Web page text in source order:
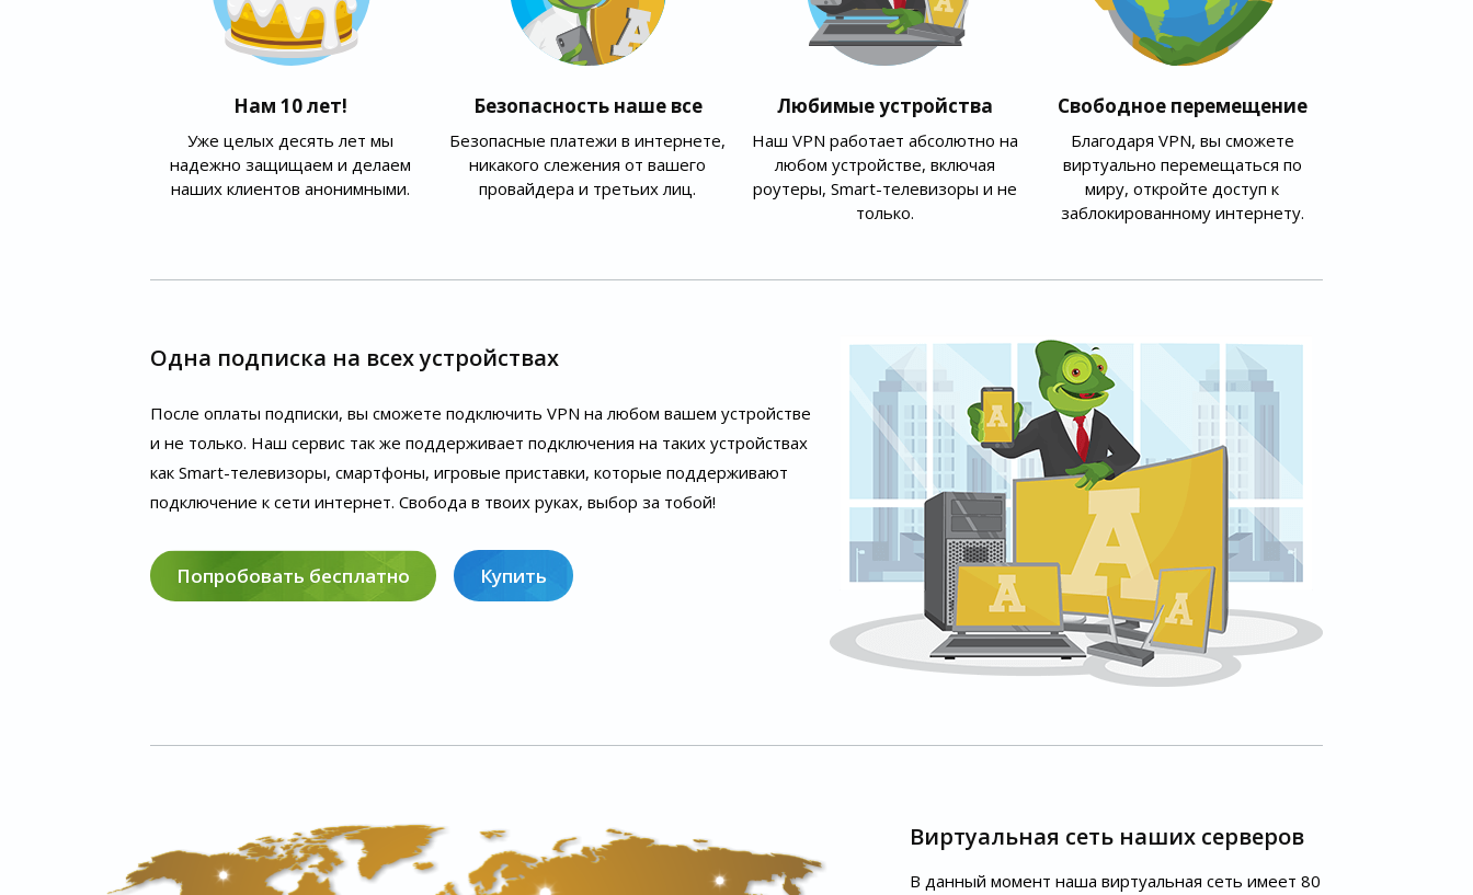
Нам 10 лет!
Уже целых десять лет мы
надежно защищаем и делаем
наших клиентов анонимными.
Безопасность наше все
Безопасные платежи в интернете,
никакого слежения от вашего
провайдера и третьих лиц.
Любимые устройства
Наш VPN работает абсолютно на
любом устройстве, включая
роутеры, Smart-телевизоры и не
только.
Свободное перемещение
Благодаря VPN, вы сможете
виртуально перемещаться по
миру, откройте доступ к
заблокированному интернету.
Одна подписка на всех устройствах
После оплаты подписки, вы сможете подключить VPN на любом вашем устройстве
и не только. Наш сервис так же поддерживает подключения на таких устройствах
как Smart-телевизоры, смартфоны, игровые приставки, которые поддерживают
подключение к сети интернет. Свобода в твоих руках, выбор за тобой!
Попробовать бесплатно Купить
Виртуальная сеть наших серверов
В данный момент наша виртуальная сеть имеет 80